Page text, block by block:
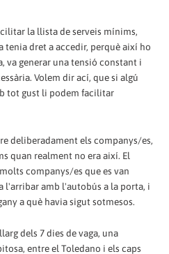
la llista de serveis mínims,
tenia dret a accedir, perquè així ho
va generar una tensió constant i
Volem dir ací, que si algú
tot gust li podem facilitar
deliberadament els companys/es,
quan realment no era així. El
companys/es que es van
l'arribar amb l'autobús a la porta, i
a què havia sigut sotmesos.
dels 7 dies de vaga, una
entre el Toledano i els caps